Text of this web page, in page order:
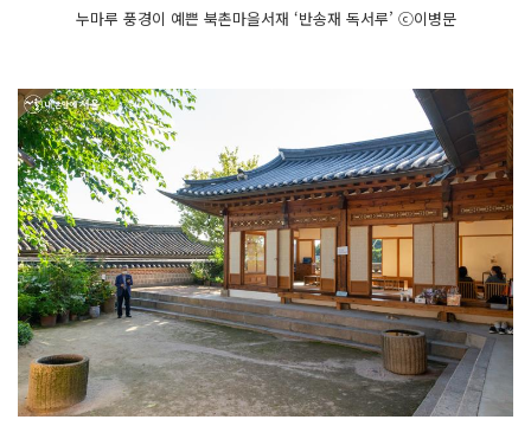
누마루 풍경이 예쁜 ​북촌마을서재 ‘반송재 독서루’ ⓒ이병문